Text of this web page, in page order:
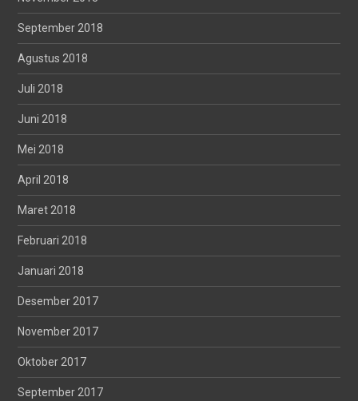
September 2018
Agustus 2018
Juli 2018
Juni 2018
Mei 2018
April 2018
Maret 2018
Februari 2018
Januari 2018
Desember 2017
November 2017
Oktober 2017
September 2017